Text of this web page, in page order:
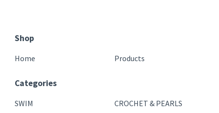
Shop
Home Products
Categories
SWIM
CROCHET & PEARLS